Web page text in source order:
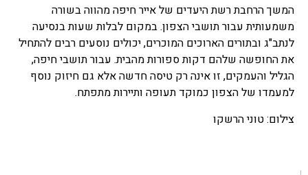
המשך הרחבת רשת היעדים של אייר חיפה מהווה בשורה
משמעותית עבור תושבי הצפון. במקום לבלות שעות בנסיעה
לנתב"ג ובתורים הארוכים המוכרים, יכולים נוסעים רבים להתחיל
את החופשה שלהם דקות ספורות מהבית. עבור תושבי חיפה,
הגליל והעמקים, זו אינה רק טיסה חדשה אלא גם חיזוק נוסף
למעמדו של הצפון כמוקד תעופה ותיירות מתפתח.
צילום: טוני הרשקו